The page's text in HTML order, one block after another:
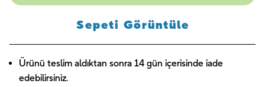
Sepeti Görüntüle
Ürünü teslim aldıktan sonra 14 gün içerisinde iade
edebilirsiniz.